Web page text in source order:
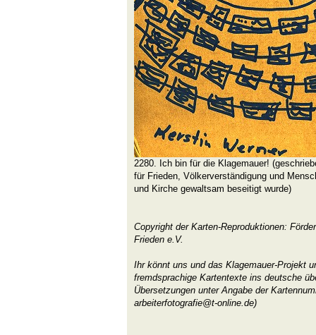
2280. Ich bin für die Klagemauer!
für Frieden, Völkerverständigung und
und Kirche gewaltsam beseitigt wurde)
Copyright der Karten-Reproduktionen:
Frieden e.V.
Ihr könnt uns und das Klagemauer-Projekt
fremdsprachige Kartentexte ins deutsche
Übersetzungen unter Angabe der
arbeiterfotografie@t-online.de)